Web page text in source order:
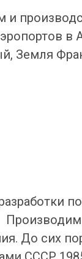
Земля
До сих